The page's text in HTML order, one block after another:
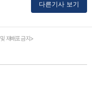
다른기사 보기
재배포 금지>